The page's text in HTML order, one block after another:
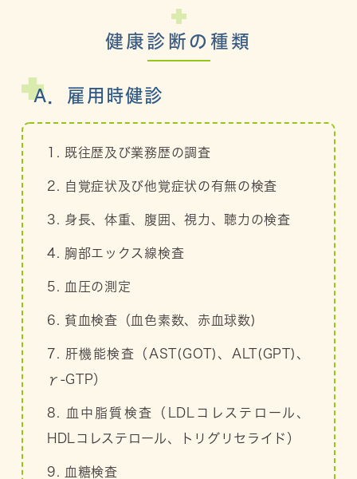
健康診断の種類
A．雇用時健診
1. 既往歴及び業務歴の調査
2. 自覚症状及び他覚症状の有無の検査
3. 身長、体重、腹囲、視力、聴力の検査
4. 胸部エックス線検査
5. 血圧の測定
6. 貧血検査（血色素数、赤血球数)
7. 肝機能検査（AST(GOT)、ALT(GPT)、
γ-GTP）
8. 血中脂質検査（LDLコレステロール、
HDLコレステロール、トリグリセライド）
9. 血糖検査